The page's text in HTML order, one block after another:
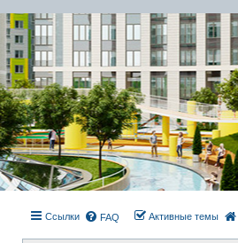
Ссылки FAQ Активные темы